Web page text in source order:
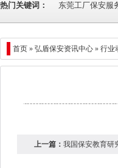
热门关键词： 东莞工厂保安服
首页 » 弘盾保安资讯中心 » 行业
上一篇： 我国保安教育研